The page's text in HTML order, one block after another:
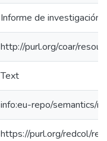
Informe de investigación
http://purl.org/coar/
Text
info:eu-repo/semantics/
https://purl.org/redcol/